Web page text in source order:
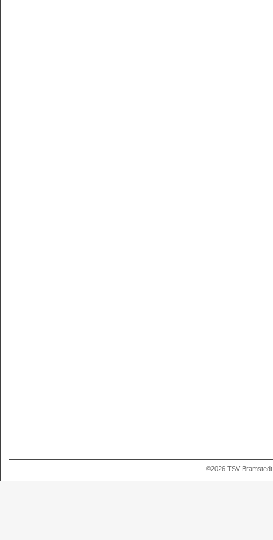
©2026 TSV